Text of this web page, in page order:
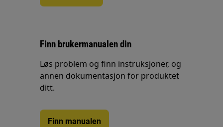
Finn brukermanualen din
Løs problem og finn instruksjoner, og
annen dokumentasjon for produktet
ditt.
Finn manualen